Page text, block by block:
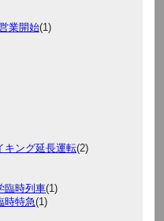
業開始(1)
キング延長運転(2)
臨時列車(1)
時特急(1)